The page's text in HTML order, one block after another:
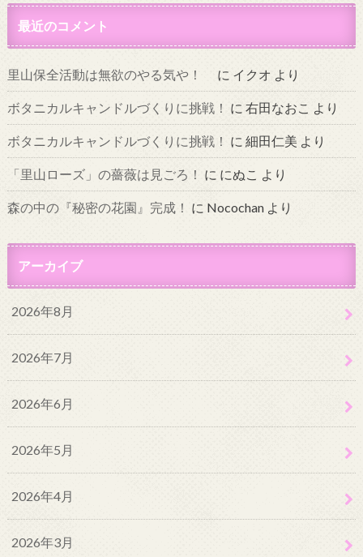
最近のコメント
里山保全活動は無欲のやる気や！ に イクオ より
ボタニカルキャンドルづくりに挑戦！ に 右田なおこ より
ボタニカルキャンドルづくりに挑戦！ に 細田仁美 より
「里山ローズ」の薔薇は見ごろ！ に にぬこ より
森の中の『秘密の花園』完成！ に Nocochanより
アーカイブ
2026年8月
2026年7月
2026年6月
2026年5月
2026年4月
2026年3月